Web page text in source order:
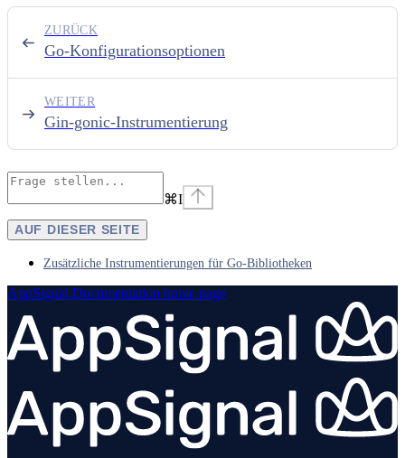
Go-Konfigurationsoptionen
ZURÜCK
Gin-gonic-Instrumentierung
WEITER
⌘I
AUF DIESER SEITE
Zusätzliche Instrumentierungen für Go-Bibliotheken
AppSignal Documentation home page